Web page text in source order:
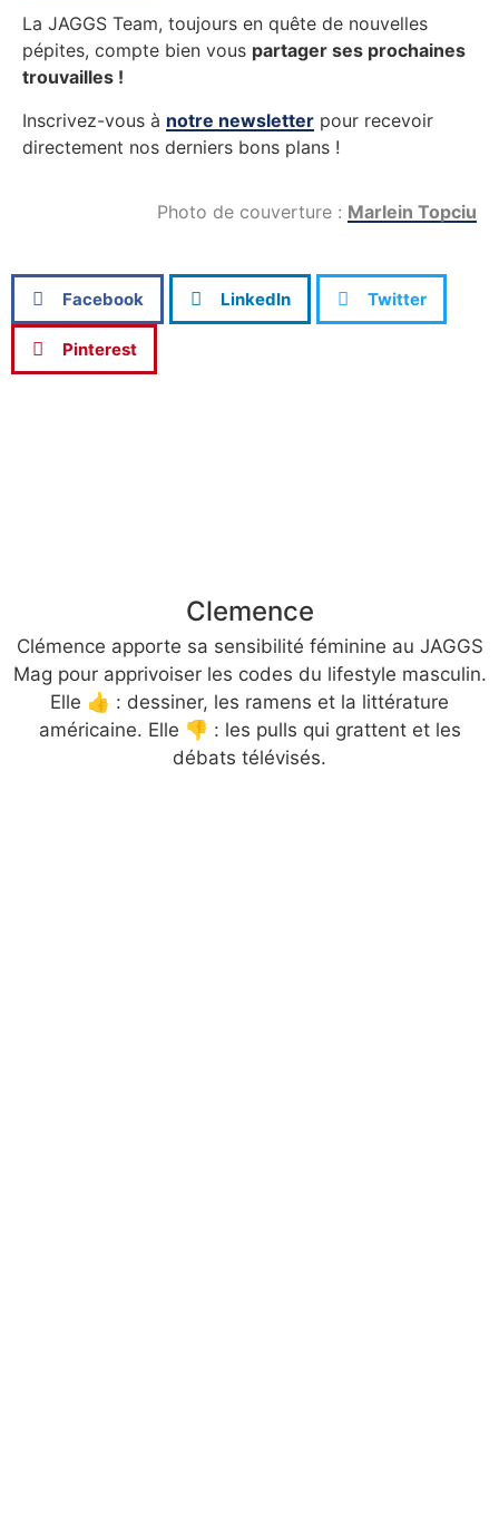
La JAGGS Team, toujours en quête de nouvelles
pépites, compte bien vous partager ses prochaines
trouvailles !
Inscrivez-vous à notre newsletter pour recevoir
directement nos derniers bons plans !
Photo de couverture : Marlein Topciu
Facebook LinkedIn Twitter
Pinterest
Clemence
Clémence apporte sa sensibilité féminine au JAGGS
Mag pour apprivoiser les codes du lifestyle masculin.
Elle 👍 : dessiner, les ramens et la littérature
américaine. Elle 👎 : les pulls qui grattent et les
débats télévisés.